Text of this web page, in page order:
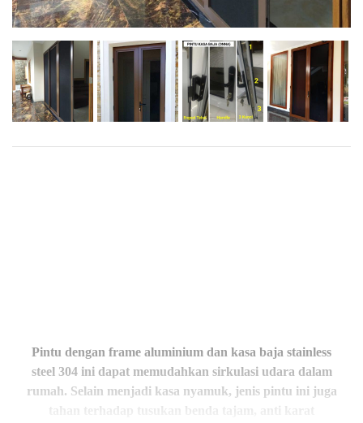
Pintu dengan frame aluminium dan kasa baja stainless
steel 304 ini dapat memudahkan sirkulasi udara dalam
rumah. Selain menjadi kasa nyamuk, jenis pintu ini juga
tahan terhadap tusukan benda tajam, anti karat